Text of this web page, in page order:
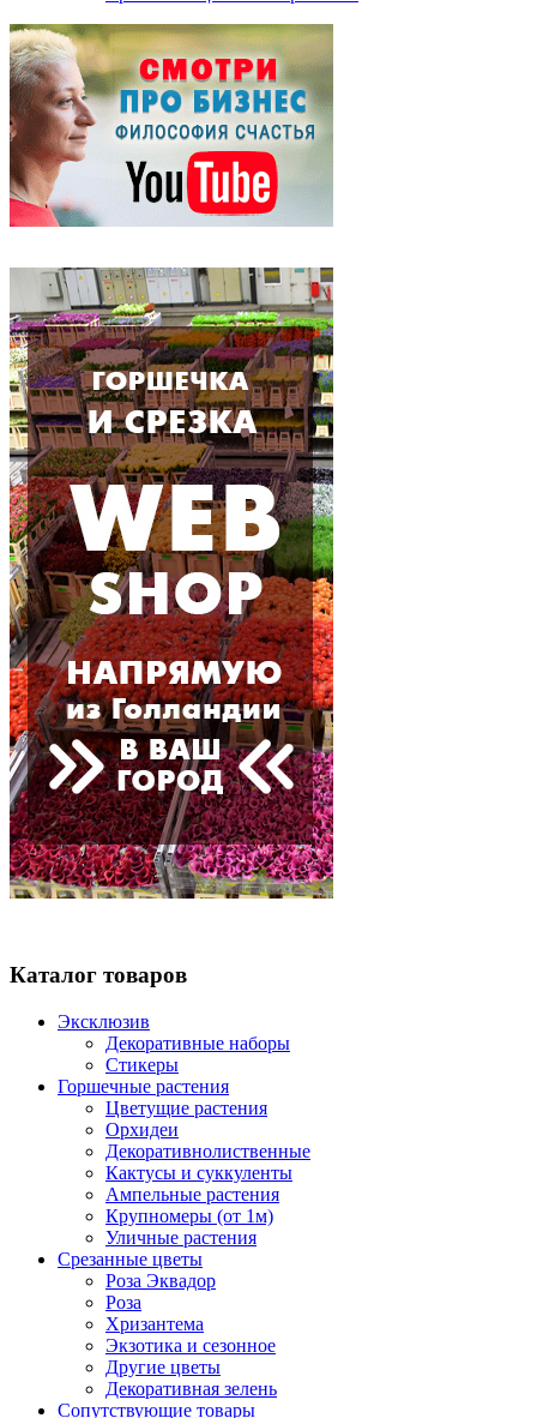
Каталог товаров
Эксклюзив
Декоративные наборы
Стикеры
Горшечные растения
Цветущие растения
Орхидеи
Декоративнолиственные
Кактусы и суккуленты
Ампельные растения
Крупномеры (от 1м)
Уличные растения
Срезанные цветы
Роза Эквадор
Роза
Хризантема
Экзотика и сезонное
Другие цветы
Декоративная зелень
Сопутствующие товары